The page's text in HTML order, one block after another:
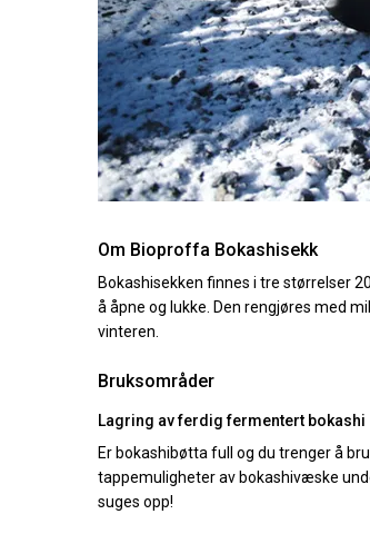
Om Bioproffa Bokashisekk
Bokashisekken finnes i tre størrelser
å åpne og lukke. Den rengjøres med
vinteren.
Bruksområder
Lagring av ferdig fermentert bokashi
Er bokashibøtta full og du trenger å
tappemuligheter av bokashivæske
suges opp!